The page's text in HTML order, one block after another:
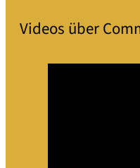
Videos über